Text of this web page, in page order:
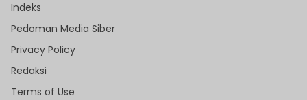
Indeks
Pedoman Media Siber
Privacy Policy
Redaksi
Terms of Use